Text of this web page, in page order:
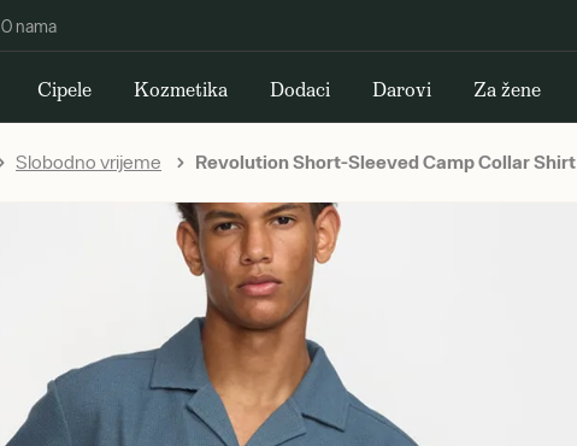
O nama
Cipele Kozmetika Dodaci Darovi Za žene
Slobodno vrijeme Revolution Short-Sleeved Camp Collar Shirt